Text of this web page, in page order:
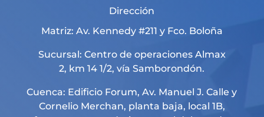
Dirección
Matriz: Av. Kennedy #211 y Fco. Boloña
Sucursal: Centro de operaciones Almax
2, km 14 1/2, vía Samborondón.
Cuenca: Edificio Forum, Av. Manuel J. Calle y
Cornelio Merchan, planta baja, local 1B,